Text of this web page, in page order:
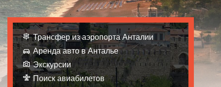
Трансфер из аэропорта Анталии
Аренда авто в Анталье
Экскурсии
Поиск авиабилетов